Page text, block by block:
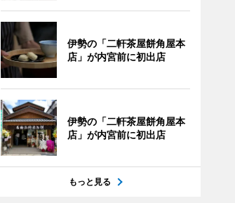
伊勢の「二軒茶屋餅角屋本
店」が内宮前に初出店
伊勢の「二軒茶屋餅角屋本
店」が内宮前に初出店
もっと見る